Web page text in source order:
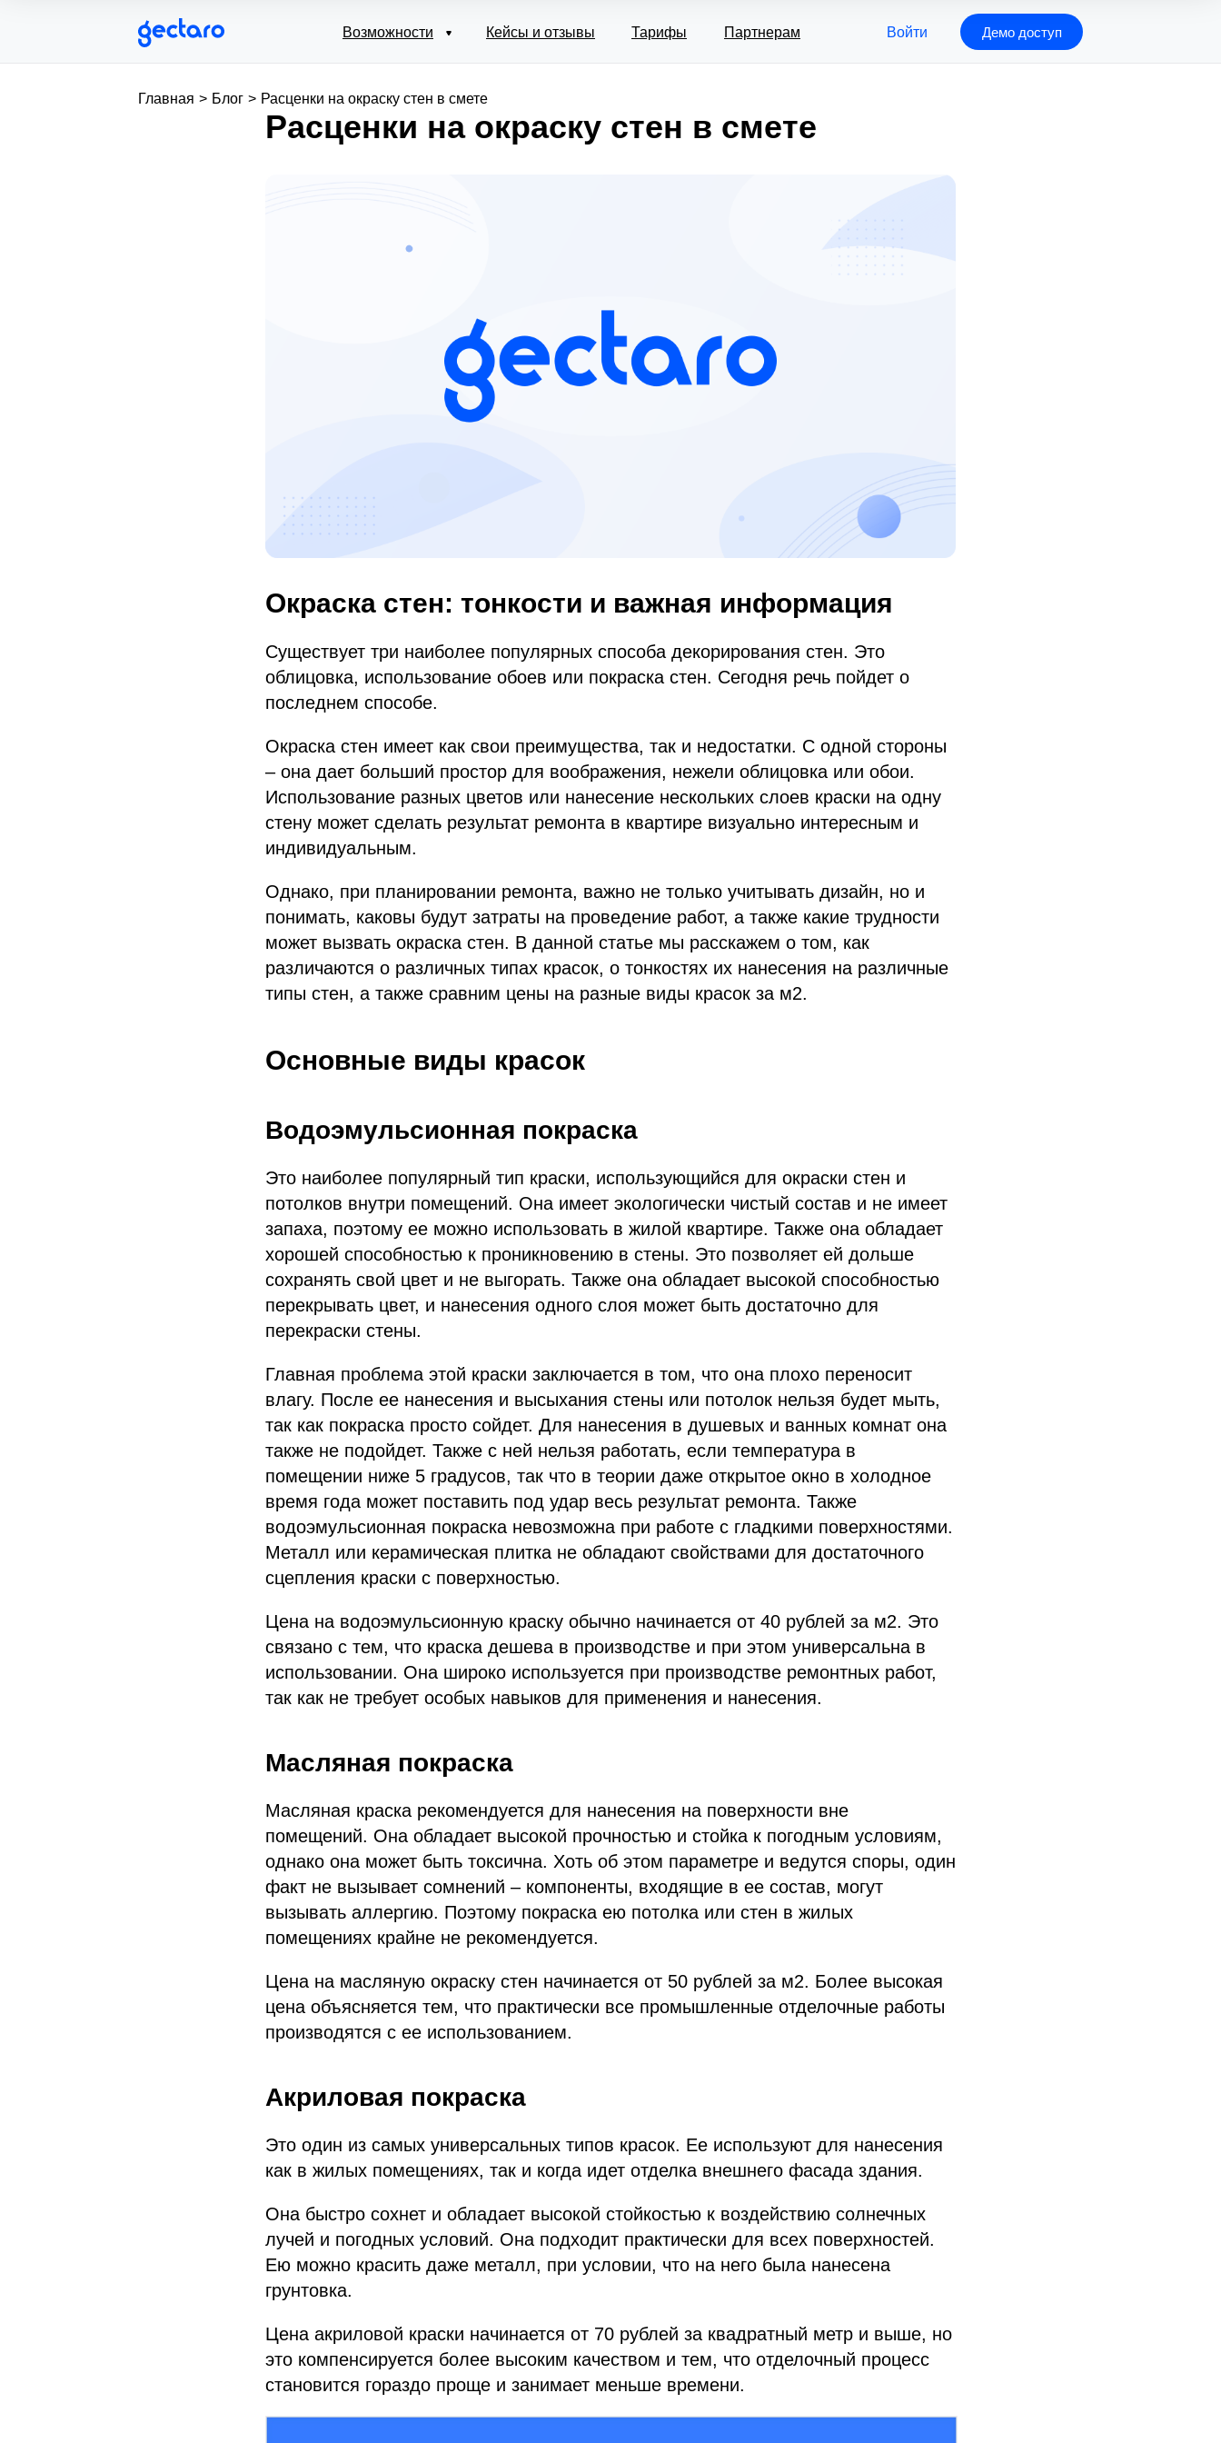
Возможности Демо доступ
Войти
Кейсы и отзывы Тарифы Партнерам
Главная > Блог > Расценки на окраску стен в смете
Расценки на окраску стен в смете
Окраска стен: тонкости и важная информация
Существует три наиболее популярных способа декорирования стен. Это
облицовка, использование обоев или покраска стен. Сегодня речь пойдет о
последнем способе.
Окраска стен имеет как свои преимущества, так и недостатки. С одной стороны
– она дает больший простор для воображения, нежели облицовка или обои.
Использование разных цветов или нанесение нескольких слоев краски на одну
стену может сделать результат ремонта в квартире визуально интересным и
индивидуальным.
Однако, при планировании ремонта, важно не только учитывать дизайн, но и
понимать, каковы будут затраты на проведение работ, а также какие трудности
может вызвать окраска стен. В данной статье мы расскажем о том, как
различаются о различных типах красок, о тонкостях их нанесения на различные
типы стен, а также сравним цены на разные виды красок за м2.
Основные виды красок
Водоэмульсионная покраска
Это наиболее популярный тип краски, использующийся для окраски стен и
потолков внутри помещений. Она имеет экологически чистый состав и не имеет
запаха, поэтому ее можно использовать в жилой квартире. Также она обладает
хорошей способностью к проникновению в стены. Это позволяет ей дольше
сохранять свой цвет и не выгорать. Также она обладает высокой способностью
перекрывать цвет, и нанесения одного слоя может быть достаточно для
перекраски стены.
Главная проблема этой краски заключается в том, что она плохо переносит
влагу. После ее нанесения и высыхания стены или потолок нельзя будет мыть,
так как покраска просто сойдет. Для нанесения в душевых и ванных комнат она
также не подойдет. Также с ней нельзя работать, если температура в
помещении ниже 5 градусов, так что в теории даже открытое окно в холодное
время года может поставить под удар весь результат ремонта. Также
водоэмульсионная покраска невозможна при работе с гладкими поверхностями.
Металл или керамическая плитка не обладают свойствами для достаточного
сцепления краски с поверхностью.
Цена на водоэмульсионную краску обычно начинается от 40 рублей за м2. Это
связано с тем, что краска дешева в производстве и при этом универсальна в
использовании. Она широко используется при производстве ремонтных работ,
так как не требует особых навыков для применения и нанесения.
Масляная покраска
Масляная краска рекомендуется для нанесения на поверхности вне
помещений. Она обладает высокой прочностью и стойка к погодным условиям,
однако она может быть токсична. Хоть об этом параметре и ведутся споры, один
факт не вызывает сомнений – компоненты, входящие в ее состав, могут
вызывать аллергию. Поэтому покраска ею потолка или стен в жилых
помещениях крайне не рекомендуется.
Цена на масляную окраску стен начинается от 50 рублей за м2. Более высокая
цена объясняется тем, что практически все промышленные отделочные работы
производятся с ее использованием.
Акриловая покраска
Это один из самых универсальных типов красок. Ее используют для нанесения
как в жилых помещениях, так и когда идет отделка внешнего фасада здания.
Она быстро сохнет и обладает высокой стойкостью к воздействию солнечных
лучей и погодных условий. Она подходит практически для всех поверхностей.
Ею можно красить даже металл, при условии, что на него была нанесена
грунтовка.
Цена акриловой краски начинается от 70 рублей за квадратный метр и выше, но
это компенсируется более высоким качеством и тем, что отделочный процесс
становится гораздо проще и занимает меньше времени.